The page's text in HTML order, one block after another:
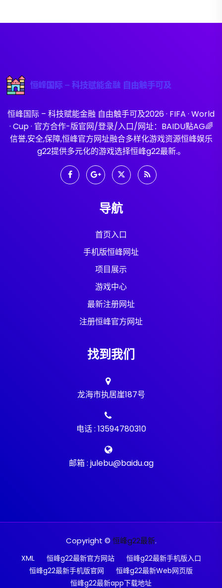
恒峰国际 – 科技赋能金融 自由触手可及2026 · FIFA · World
· Cup · 官方合作-版官网/登录/入口/网址：BAIDU點AG🌈
信誉,安全,保障,恒峰官方网址融合多样化游戏资源恒峰娱乐
g22提供多元化的游戏选择恒峰g22最新.。
导航
首页入口
手机版恒峰网址
项目展示
游戏中心
最新注册网址
注册恒峰官方网址
找到我们
龙海市执居崖187号
电话 : 13594780310
邮箱 : julebu@baidu.ag
Copyright © 恒峰g22最新.
XML 恒峰g22最新官方网站
恒峰g22最新手机版入口
恒峰g22最新手机版官网
恒峰g22最新Web网页版
恒峰g22最新app下载地址